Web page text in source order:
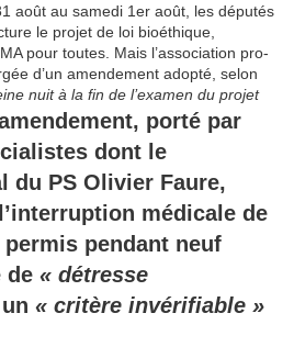
août au samedi 1er août, les députés
le projet de loi bioéthique,
pour toutes. Mais l’association pro-
d’un amendement adopté, selon
nuit à la fin de l’examen du projet
porté par
dont le
du PS Olivier Faure,
médicale de
pendant neuf
de « détresse
« critère invérifiable »